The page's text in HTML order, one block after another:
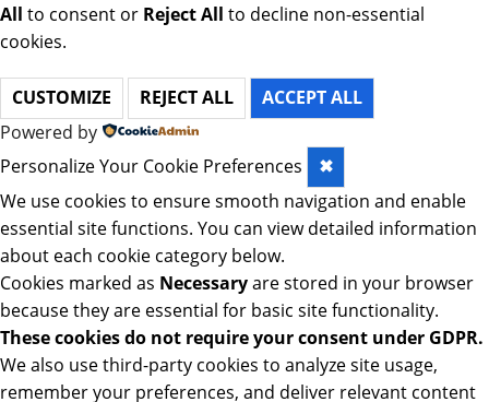
All to consent or Reject All to decline non-essential
cookies.
CUSTOMIZE REJECT ALL
ACCEPT ALL
Powered by
Personalize Your Cookie Preferences
✖
We use cookies to ensure smooth navigation and enable
essential site functions. You can view detailed information
about each cookie category below.
Cookies marked as Necessaryare stored in your browser
because they are essential for basic site functionality.
These cookies do not require your consent under GDPR.
We also use third-party cookies to analyze site usage,
remember your preferences, and deliver relevant content